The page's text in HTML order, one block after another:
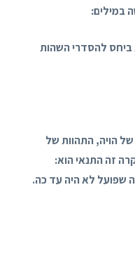
במילים:
ביחס להסדרי השהות
הויה, התהוות של
זה התנאי הוא:
שפועל לא היה עד כה.